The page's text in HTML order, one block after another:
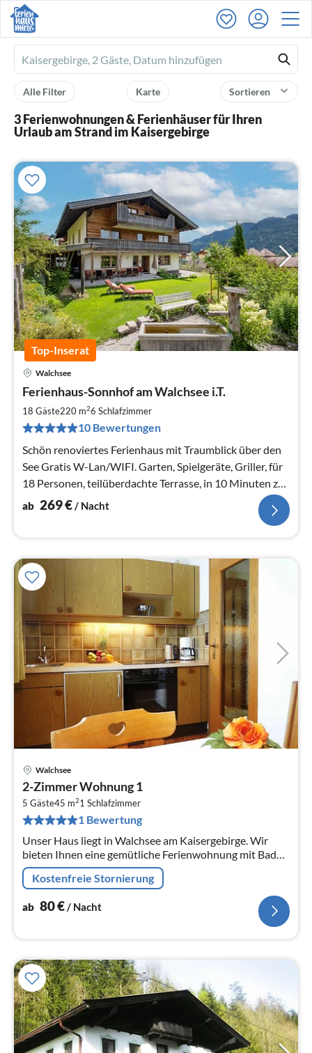
Ferienhausmiete
logo
Sortieren
Karte
Alle Filter
3 Ferienwohnungen & Ferienhäuser für Ihren
Urlaub am Strand im Kaisergebirge
Top-Inserat
Walchsee
Ferienhaus-Sonnhof am Walchsee i.T.
18 Gäste220 m26 Schlafzimmer
10 Bewertungen
Schön renoviertes Ferienhaus mit Traumblick über den
See Gratis W-Lan/WIFI. Garten, Spielgeräte, Griller, für
18 Personen, teilüberdachte Terrasse, in 10 Minuten zu
Fuß beim See
ab 269€/ Nacht
Walchsee
2-Zimmer Wohnung 1
5 Gäste45 m21 Schlafzimmer
1 Bewertung
Unser Haus liegt in Walchsee am Kaisergebirge. Wir
bieten Ihnen eine gemütliche Ferienwohnung mit Bad
(WC, Dusche und Waschbecken)
Kostenfreie Stornierung
ab 80€/ Nacht